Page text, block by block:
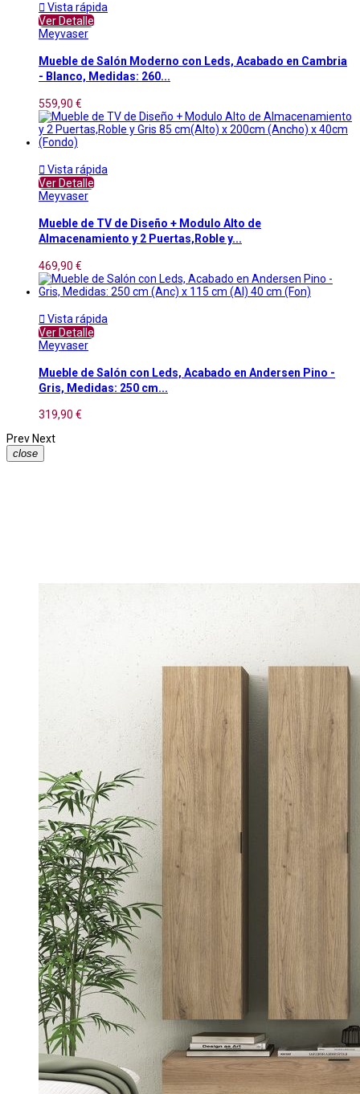
 Vista rápida
Ver Detalle
Meyvaser
Mueble de Salón Moderno con Leds, Acabado en Cambria
- Blanco, Medidas: 260...
559,90 €
 Vista rápida
Ver Detalle
Meyvaser
Mueble de TV de Diseño + Modulo Alto de
Almacenamiento y 2 Puertas,Roble y...
469,90 €
 Vista rápida
Ver Detalle
Meyvaser
Mueble de Salón con Leds, Acabado en Andersen Pino -
Gris, Medidas: 250 cm...
319,90 €
Prev Next
close